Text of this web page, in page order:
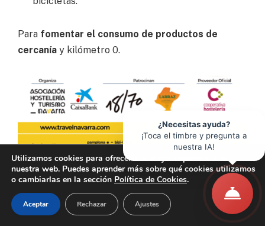
Para fomentar el consumo de productos de
cercanía y kilómetro 0.
¿Necesitas ayuda?
¡Toca el timbre y pregunta a
nuestra IA!
Utilizamos cookies para ofrecerte la mejor experiencia en
nuestra web. Puedes aprender más sobre qué cookies utilizamos
o cambiarlas en la sección Política de Cookies.
Aceptar Rechazar Ajustes